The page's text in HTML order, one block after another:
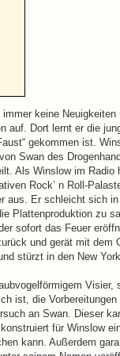
keine Neuigkeiten
auf. Dort lernt er die
gekommen ist.
Swan des
Als Winslow im Radio
Rock’ n Roll-
aus. Er schleicht sich
Plattenproduktion zu
sofort das Feuer
und gerät mit dem
stürzt in den New
Visier,
ist, die Vorbereitungen
an Swan. Dieser
für Winslow
kann. Außerdem